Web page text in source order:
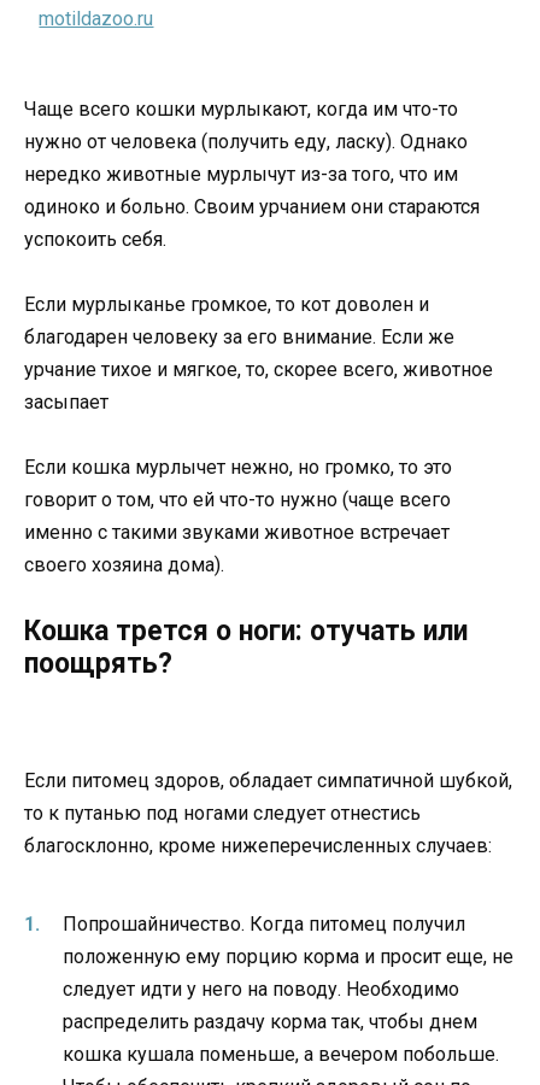
Чаще всего кошки мурлыкают, когда им что-то
нужно от человека (получить еду, ласку). Однако
нередко животные мурлычут из-за того, что им
одиноко и больно. Своим урчанием они стараются
успокоить себя.
Если мурлыканье громкое, то кот доволен и
благодарен человеку за его внимание. Если же
урчание тихое и мягкое, то, скорее всего, животное
засыпает
Если кошка мурлычет нежно, но громко, то это
говорит о том, что ей что-то нужно (чаще всего
именно с такими звуками животное встречает
своего хозяина дома).
Кошка трется о ноги: отучать или
поощрять?
Если питомец здоров, обладает симпатичной шубкой,
то к путанью под ногами следует отнестись
благосклонно, кроме нижеперечисленных случаев:
Попрошайничество. Когда питомец получил
положенную ему порцию корма и просит еще, не
следует идти у него на поводу. Необходимо
распределить раздачу корма так, чтобы днем
кошка кушала поменьше, а вечером побольше.